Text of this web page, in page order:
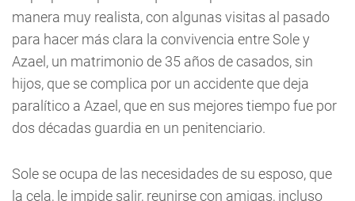
manera muy realista, con algunas visitas al pasado
para hacer más clara la convivencia entre Sole y
Azael, un matrimonio de 35 años de casados, sin
hijos, que se complica por un accidente que deja
paralítico a Azael, que en sus mejores tiempo fue por
dos décadas guardia en un penitenciario.
Sole se ocupa de las necesidades de su esposo, que
la cela, le impide salir, reunirse con amigas, incluso